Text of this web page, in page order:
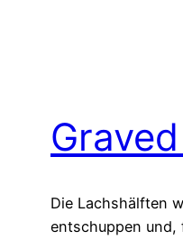
Die Lachshälften
entschuppen